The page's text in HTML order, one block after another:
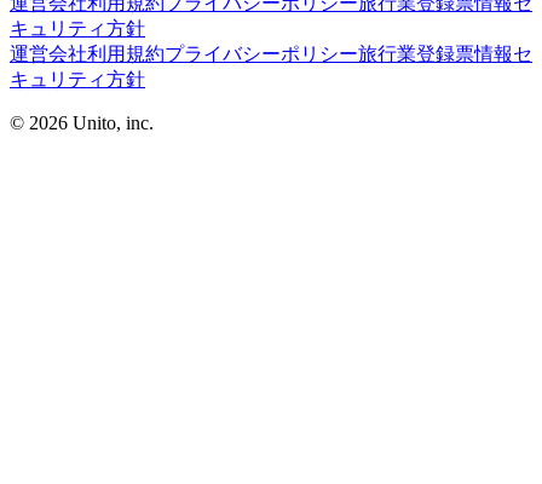
キュリティ方針
運営会社利用規約プライバシーポリシー旅行業登録票情報セ
キュリティ方針
©︎ 2026 Unito, inc.